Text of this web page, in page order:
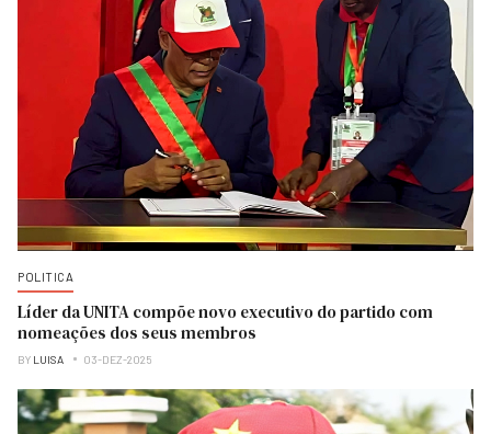
POLITICA
Líder da UNITA compõe novo executivo do partido com
nomeações dos seus membros
BY LUISA 03-DEZ-2025